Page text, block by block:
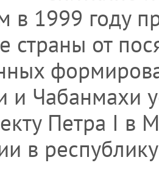
в 1999 году
страны от
и Чабанмахи
Петра I в
в